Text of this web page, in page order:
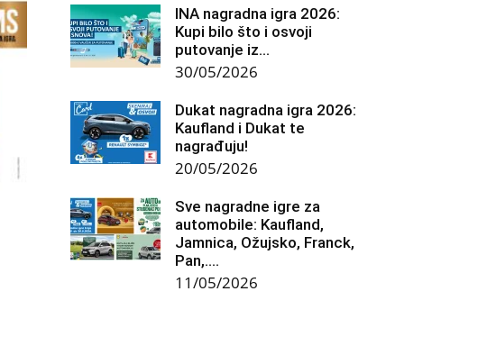
INA nagradna igra 2026:
Kupi bilo što i osvoji
putovanje iz...
30/05/2026
Dukat nagradna igra 2026:
Kaufland i Dukat te
nagrađuju!
20/05/2026
Sve nagradne igre za
automobile: Kaufland,
Jamnica, Ožujsko, Franck,
Pan,….
11/05/2026